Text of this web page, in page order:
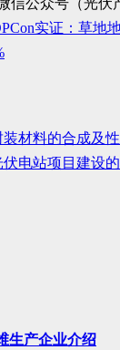
信公众号（光伏
实证：草地
材料的合成及
电站项目建设
生产企业介绍